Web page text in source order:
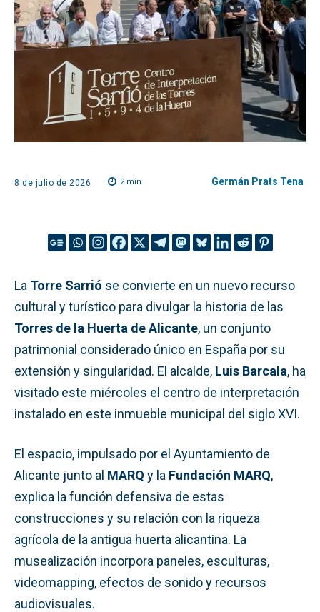
8 de julio de 2026 2min. Germán Prats Tena
La Torre Sarrió se convierte en un nuevo recurso
cultural y turístico para divulgar la historia de las
Torres de la Huerta de Alicante, un conjunto
patrimonial considerado único en España por su
extensión y singularidad. El alcalde, Luis Barcala, ha
visitado este miércoles el centro de interpretación
instalado en este inmueble municipal del siglo XVI.
El espacio, impulsado por el Ayuntamiento de
Alicante junto al MARQ y la Fundación MARQ,
explica la función defensiva de estas
construcciones y su relación con la riqueza
agrícola de la antigua huerta alicantina. La
musealización incorpora paneles, esculturas,
videomapping, efectos de sonido y recursos
audiovisuales.